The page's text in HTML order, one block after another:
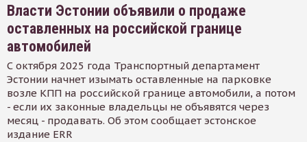
Власти Эстонии объявили о продаже
оставленных на российской границе
автомобилей
С октября 2025 года Транспортный департамент
Эстонии начнет изымать оставленные на парковке
возле КПП на российской границе автомобили, а потом
- если их законные владельцы не объявятся через
месяц - продавать. Об этом сообщает эстонское
издание ERR